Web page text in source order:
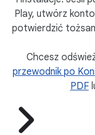
Play, utwórz
potwierdzić
Chcesz
przewodnik po
PDF